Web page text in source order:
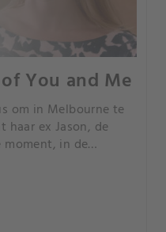
You and Me
om in Melbourne te
ex Jason, de
in de
dit te wijten is aan
de recente dood van